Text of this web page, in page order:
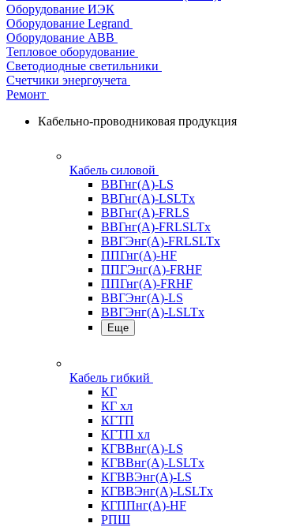
Оборудование ИЭК
Оборудование Legrand
Оборудование АВВ
Тепловое оборудование
Светодиодные светильники
Счетчики энергоучета
Ремонт
Кабельно-проводниковая продукция
Кабель силовой
ВВГнг(А)-LS
ВВГнг(А)-LSLTx
ВВГнг(А)-FRLS
ВВГнг(А)-FRLSLTx
ВВГЭнг(А)-FRLSLTx
ППГнг(А)-HF
ППГЭнг(А)-FRHF
ППГнг(А)-FRHF
ВВГЭнг(А)-LS
ВВГЭнг(А)-LSLTx
Еще
Кабель гибкий
КГ
КГ хл
КГТП
КГТП хл
КГВВнг(А)-LS
КГВВнг(А)-LSLTx
КГВВЭнг(А)-LS
КГВВЭнг(А)-LSLTx
КГППнг(А)-HF
РПШ